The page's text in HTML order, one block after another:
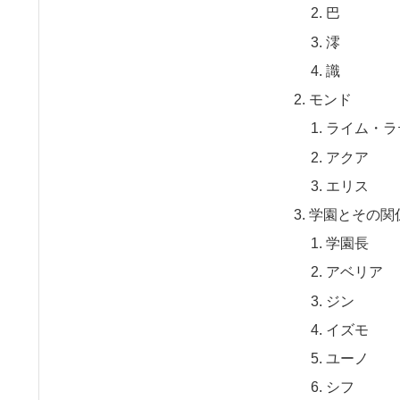
巴
澪
識
モンド
ライム・
アクア
エリス
学園とその関
学園長
アベリア
ジン
イズモ
ユーノ
シフ